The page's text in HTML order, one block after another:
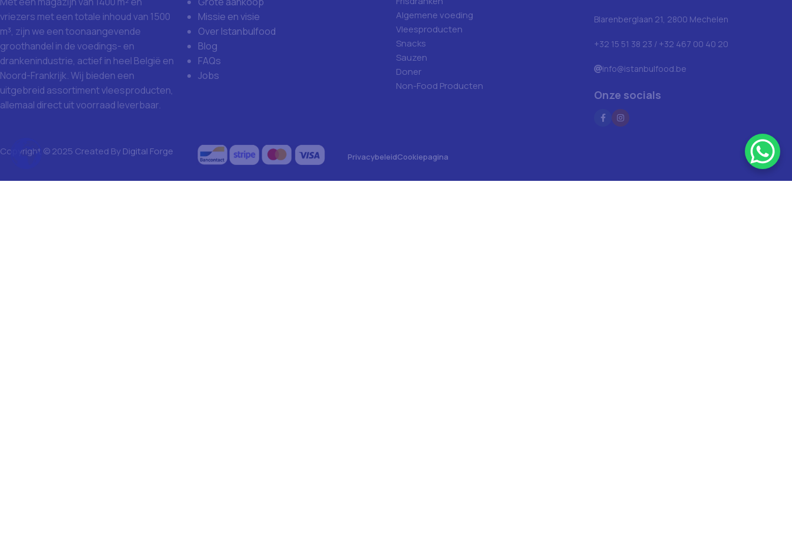
vriezers met een totale inhoud van 1500
m³, zijn we een toonaangevende
groothandel in de voedings- en
drankenindustrie, actief in heel België en
Noord-Frankrijk. Wij bieden een
uitgebreid assortiment vleesproducten,
allemaal direct uit voorraad leverbaar.
Missie en visie
Over Istanbulfood
Blog
FAQs
Jobs
Algemene voeding
Vleesproducten
Snacks
Sauzen
Doner
Non-Food Producten
Blarenberglaan 21, 2800 Mechelen
+32 15 51 38 23 / +32 467 00 40 20
info@istanbulfood.be
Onze socials
Copyright © 2025 Created ByDigital Forge PrivacybeleidCookiepagina